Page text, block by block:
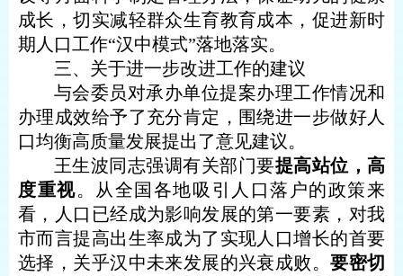
成长，切实减轻群众生育教育成本，促进新时
期人口工作“汉中模式”落地落实。
三、关于进一步改进工作的建议
与会委员对承办单位提案办理工作情况和
办理成效给予了充分肯定，围绕进一步做好人
口均衡高质量发展提出了意见建议。
王生波同志强调有关部门要提高站位，高
度重视。从全国各地吸引人口落户的政策来
看，人口已经成为影响发展的第一要素，对我
市而言提高出生率成为了实现人口增长的首要
选择，关乎汉中未来发展的兴衰成败。要密切